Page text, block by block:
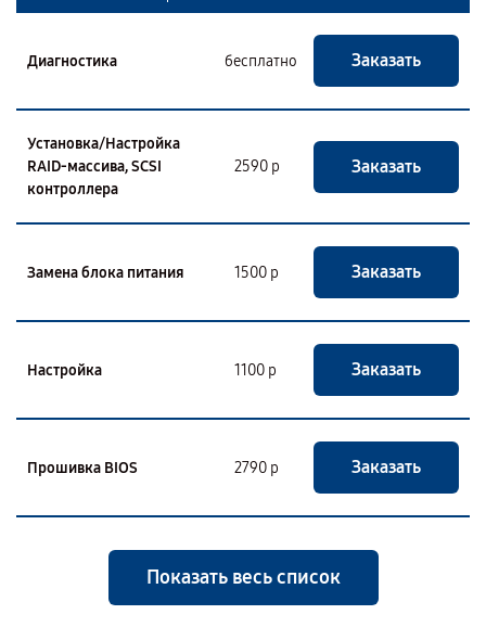
Диагностика бесплатно Заказать
Установка/Настройка
RAID-массива, SCSI
контроллера
2590 р Заказать
Замена блока питания 1500 р Заказать
Настройка 1100 р Заказать
Прошивка BIOS 2790 р Заказать
Показать весь список